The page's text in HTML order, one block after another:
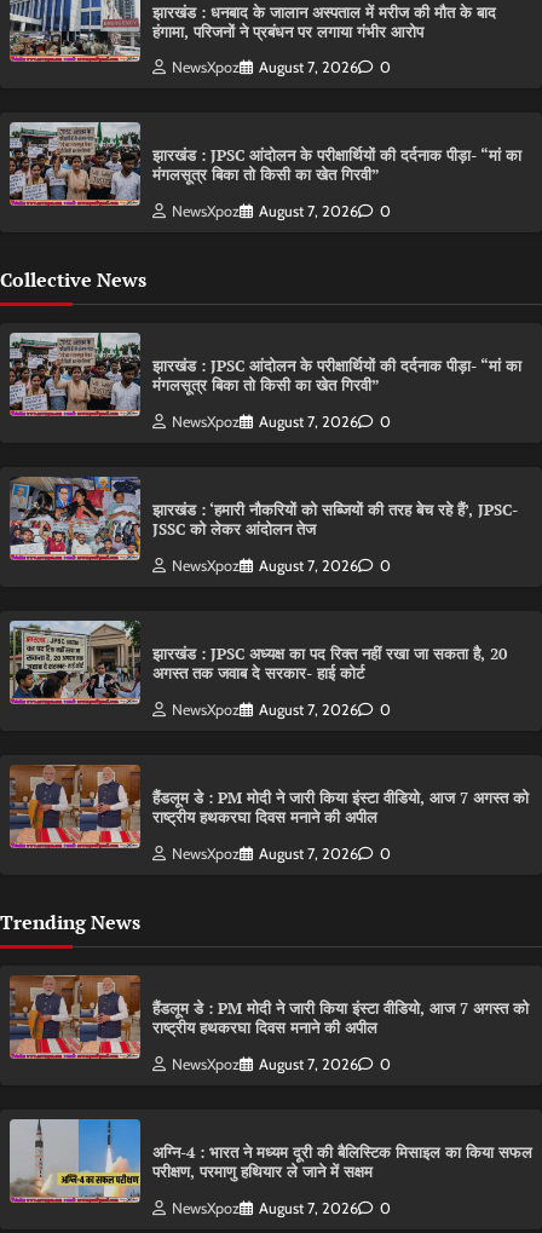
झारखंड : धनबाद के जालान अस्पताल में मरीज की मौत के बाद
हंगामा, परिजनों ने प्रबंधन पर लगाया गंभीर आरोप
NewsXpoz August 7, 2026 0
झारखंड : JPSC आंदोलन के परीक्षार्थियों की दर्दनाक पीड़ा- “मां का
मंगलसूत्र बिका तो किसी का खेत गिरवी”
NewsXpoz August 7, 2026 0
Collective News
झारखंड : JPSC आंदोलन के परीक्षार्थियों की दर्दनाक पीड़ा- “मां का
मंगलसूत्र बिका तो किसी का खेत गिरवी”
NewsXpoz August 7, 2026 0
झारखंड : ‘हमारी नौकरियों को सब्जियों की तरह बेच रहे हैं’, JPSC-
JSSC को लेकर आंदोलन तेज
NewsXpoz August 7, 2026 0
झारखंड : JPSC अध्यक्ष का पद रिक्त नहीं रखा जा सकता है, 20
अगस्त तक जवाब दे सरकार- हाई कोर्ट
NewsXpoz August 7, 2026 0
हैंडलूम डे : PM मोदी ने जारी किया इंस्टा वीडियो, आज 7 अगस्त को
राष्ट्रीय हथकरघा दिवस मनाने की अपील
NewsXpoz August 7, 2026 0
Trending News
हैंडलूम डे : PM मोदी ने जारी किया इंस्टा वीडियो, आज 7 अगस्त को
राष्ट्रीय हथकरघा दिवस मनाने की अपील
NewsXpoz August 7, 2026 0
अग्नि-4 : भारत ने मध्यम दूरी की बैलिस्टिक मिसाइल का किया सफल
परीक्षण, परमाणु हथियार ले जाने में सक्षम
NewsXpoz August 7, 2026 0